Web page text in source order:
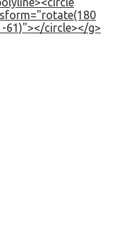
-61)"></circle></g>